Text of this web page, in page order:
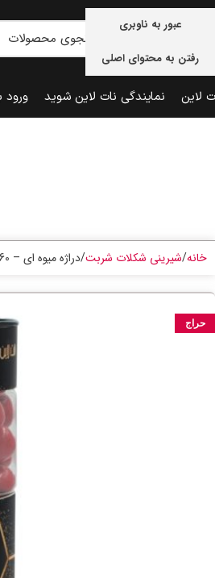
عبور به ناوبری
رفتن به محتوای اصلی
لاین نمایندگی نات لاین شوید ورود
خانه شیرینی شکلات شربت دراژه میوه ای – 360 گرم
حراج